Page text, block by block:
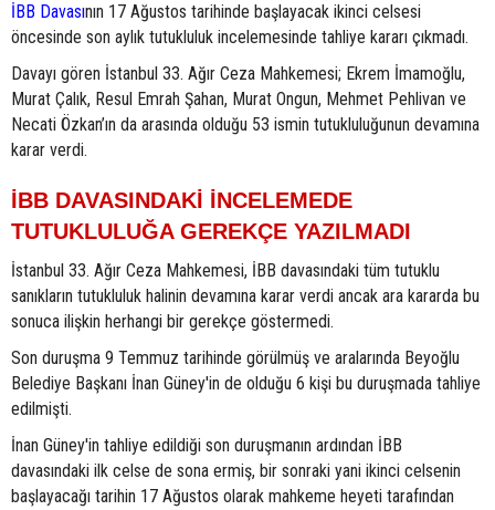
İBB Davasının 17 Ağustos tarihinde başlayacak ikinci celsesi
öncesinde son aylık tutukluluk incelemesinde tahliye kararı çıkmadı.
Davayı gören İstanbul 33. Ağır Ceza Mahkemesi; Ekrem İmamoğlu,
Murat Çalık, Resul Emrah Şahan, Murat Ongun, Mehmet Pehlivan ve
Necati Özkan’ın da arasında olduğu 53 ismin tutukluluğunun devamına
karar verdi.
İBB DAVASINDAKİ İNCELEMEDE
TUTUKLULUĞA GEREKÇE YAZILMADI
İstanbul 33. Ağır Ceza Mahkemesi, İBB davasındaki tüm tutuklu
sanıkların tutukluluk halinin devamına karar verdi ancak ara kararda bu
sonuca ilişkin herhangi bir gerekçe göstermedi.
Son duruşma 9 Temmuz tarihinde görülmüş ve aralarında Beyoğlu
Belediye Başkanı İnan Güney'in de olduğu 6 kişi bu duruşmada tahliye
edilmişti.
İnan Güney'in tahliye edildiği son duruşmanın ardından İBB
davasındaki ilk celse de sona ermiş, bir sonraki yani ikinci celsenin
başlayacağı tarihin 17 Ağustos olarak mahkeme heyeti tarafından